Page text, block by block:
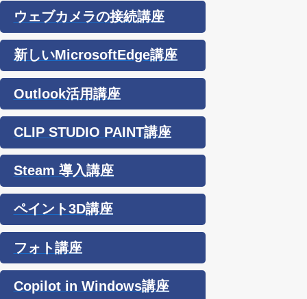
ウェブカメラの接続講座
新しいMicrosoftEdge講座
Outlook活用講座
CLIP STUDIO PAINT講座
Steam 導入講座
ペイント3D講座
フォト講座
Copilot in Windows講座